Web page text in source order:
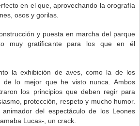
en el que, aprovechando la orografía
osos y gorilas.
y puesta en marcha del parque
muy gratificante para los que en él
la exhibición de aves, como la de los
de lo mejor que he visto nunca. Ambos
los principios que deben regir para
protección, respeto y mucho humor.
del espectáculo de los Leones
Lucas-, un crack.